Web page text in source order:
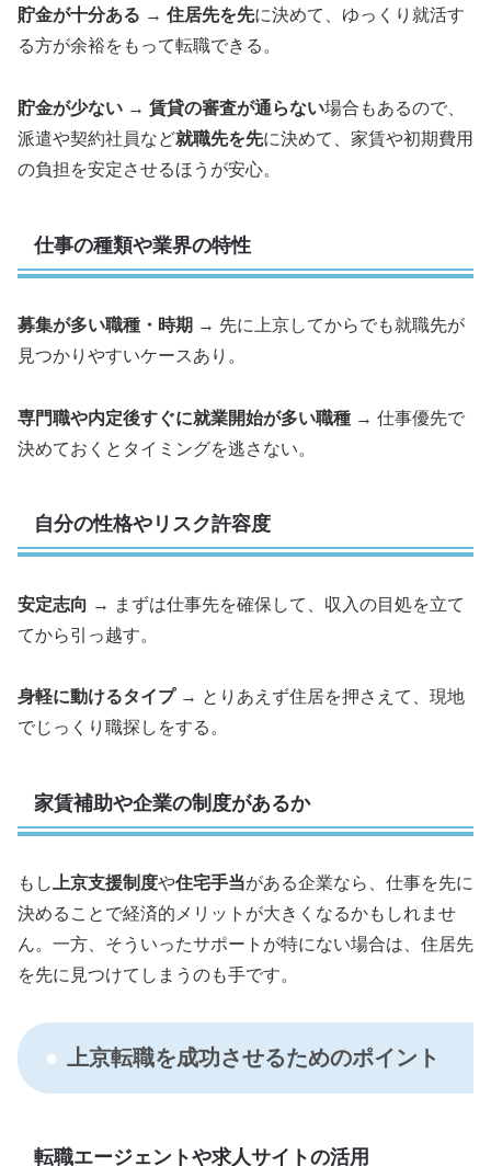
貯金が十分ある → 住居先を先に決めて、ゆっくり就活す
る方が余裕をもって転職できる。
貯金が少ない → 賃貸の審査が通らない場合もあるので、
派遣や契約社員など就職先を先に決めて、家賃や初期費用
の負担を安定させるほうが安心。
仕事の種類や業界の特性
募集が多い職種・時期 → 先に上京してからでも就職先が
見つかりやすいケースあり。
専門職や内定後すぐに就業開始が多い職種 → 仕事優先で
決めておくとタイミングを逃さない。
自分の性格やリスク許容度
安定志向 → まずは仕事先を確保して、収入の目処を立て
てから引っ越す。
身軽に動けるタイプ→ とりあえず住居を押さえて、現地
でじっくり職探しをする。
家賃補助や企業の制度があるか
もし 上京支援制度や住宅手当がある企業なら、仕事を先に
決めることで経済的メリットが大きくなるかもしれませ
ん。一方、そういったサポートが特にない場合は、住居先
を先に見つけてしまうのも手です。
上京転職を成功させるためのポイント
転職エージェントや求人サイトの活用